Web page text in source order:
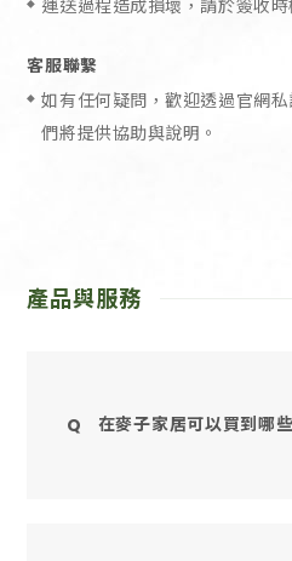
運送過程造成損壞，請於簽收
客服聯繫
如有任何疑問，歡迎透過官網
們將提供協助與說明。
產品與服務
在麥子家居可以買到哪